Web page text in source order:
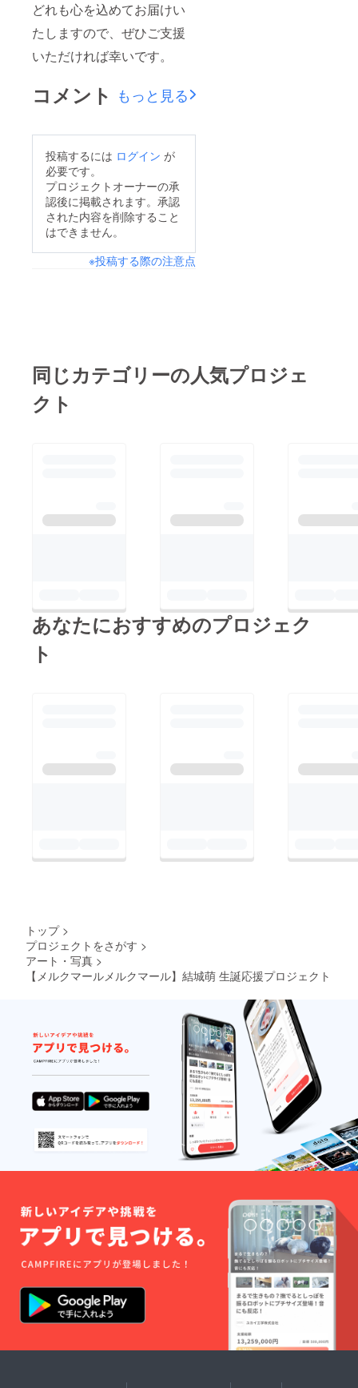
どれも心を込めてお届けい
たしますので、ぜひご支援
いただければ幸いです。
コメント もっと見る
投稿するには ログイン が
必要です。
プロジェクトオーナーの承
認後に掲載されます。承認
された内容を削除すること
はできません。
※投稿する際の注意点
同じカテゴリーの人気プロジェ
クト
あなたにおすすめのプロジェク
ト
トップ >
プロジェクトをさがす >
アート・写真 >
【メルクマールメルクマール】結城萌 生誕応援プロジェクト